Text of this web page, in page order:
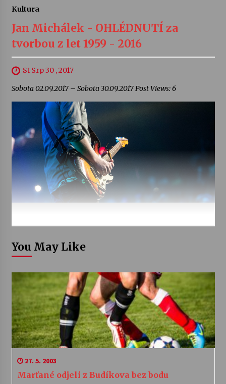
Kultura
Jan Michálek - OHLÉDNUTÍ za
tvorbou z let 1959 - 2016
St Srp 30 , 2017
Sobota 02.09.2017 – Sobota 30.09.2017 Post Views: 6
You May Like
27. 5. 2003
Marťané odjeli z Budíkova bez bodu